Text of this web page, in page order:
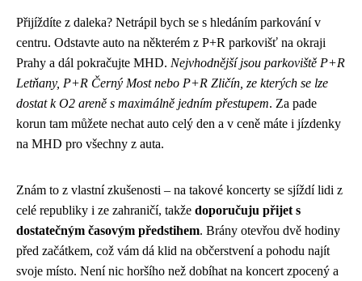
Přijíždíte z daleka? Netrápil bych se s hledáním parkování v
centru. Odstavte auto na některém z P+R parkovišť na okraji
Prahy a dál pokračujte MHD. Nejvhodnější jsou parkoviště P+R
Letňany, P+R Černý Most nebo P+R Zličín, ze kterých se lze
dostat k O2 areně s maximálně jedním přestupem. Za pade
korun tam můžete nechat auto celý den a v ceně máte i jízdenky
na MHD pro všechny z auta.
Znám to z vlastní zkušenosti – na takové koncerty se sjíždí lidi z
celé republiky i ze zahraničí, takže doporučuju přijet s
dostatečným časovým předstihem. Brány otevřou dvě hodiny
před začátkem, což vám dá klid na občerstvení a pohodu najít
svoje místo. Není nic horšího než dobíhat na koncert zpocený a